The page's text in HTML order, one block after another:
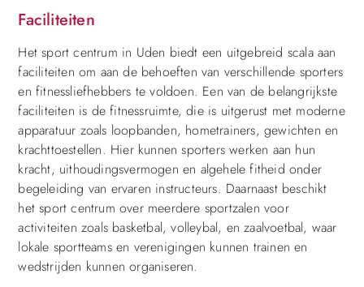
Faciliteiten
Het sport centrum in Uden biedt een uitgebreid scala aan
faciliteiten om aan de behoeften van verschillende sporters
en fitnessliefhebbers te voldoen. Een van de belangrijkste
faciliteiten is de fitnessruimte, die is uitgerust met moderne
apparatuur zoals loopbanden, hometrainers, gewichten en
krachttoestellen. Hier kunnen sporters werken aan hun
kracht, uithoudingsvermogen en algehele fitheid onder
begeleiding van ervaren instructeurs. Daarnaast beschikt
het sport centrum over meerdere sportzalen voor
activiteiten zoals basketbal, volleybal, en zaalvoetbal, waar
lokale sportteams en verenigingen kunnen trainen en
wedstrijden kunnen organiseren.